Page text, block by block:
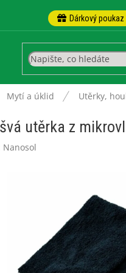
Dárkový poukaz
Mytí a úklid Utěrky,
utěrka z
Nanosol